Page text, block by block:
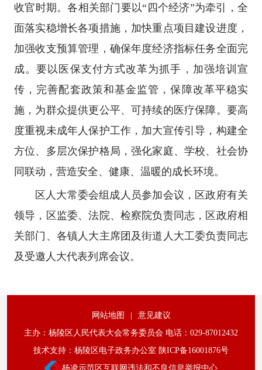
收官时期。各相关部门要以“四个经济”为牵引，全
面落实稳增长各项措施，加快重点项目建设进度，
加强收支预算管理，确保年度经济指标任务全面完
成。要以医保支付方式改革为抓手，加强培训宣
传，完善配套政策和基金监管，保障改革平稳实
施，为群众提供更公平、可持续的医疗保障。要高
度重视未成年人保护工作，加大宣传引导，构建全
方位、多层次保护格局，强化家庭、学校、社会协
同联动，营造安全、健康、温暖的成长环境。
区人大常委会组成人员参加会议，区政府有关
领导，区监委、法院、检察院负责同志，区政府相
关部门、各镇人大主席团及街道人大工委负责同志
及受邀人大代表列席会议。
网站地图
意见建议
主办：杨陵区人民代表大会常务委员会 电话：029-87012432
技术支持：杨陵区电子政务办公室 陕ICP备16001876号
杨凌示范区互联网违法和不良信息举报中心